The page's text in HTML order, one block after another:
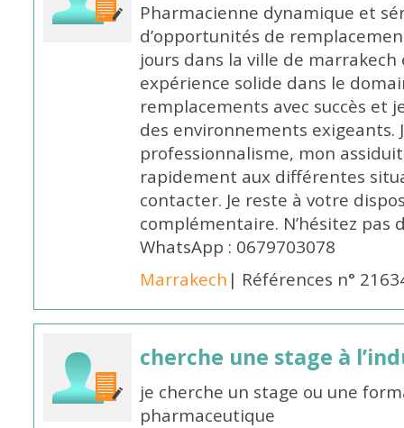
Pharmacienne dynamique et
d’opportunités de
jours dans la ville de marrakech
expérience solide dans le
remplacements avec succès et
des environnements exigeants.
professionnalisme, mon
rapidement aux différentes
contacter. Je reste à votre
complémentaire. N’hésitez
WhatsApp : 0679703078
Marrakech | Références n°
cherche une stage à
je cherche un stage ou une
pharmaceutique